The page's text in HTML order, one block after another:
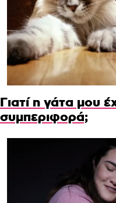
Γιατί η γάτα μου
συμπεριφορά;